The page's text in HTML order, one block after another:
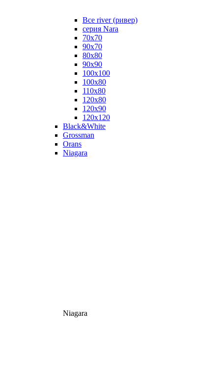
Все river (ривер)
серия Nara
70х70
90х70
80x80
90x90
100x100
100х80
110х80
120x80
120х90
120х120
Black&White
Grossman
Orans
Niagara
Niagara